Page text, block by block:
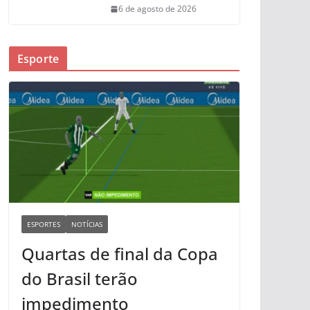
6 de agosto de 2026
Esporte
ESPORTES NOTÍCIAS
Quartas de final da Copa
do Brasil terão
impedimento